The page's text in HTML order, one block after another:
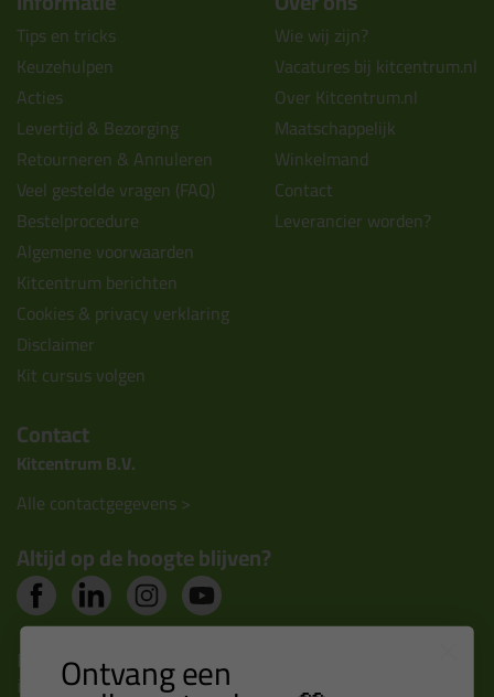
Tips en tricks
Keuzehulpen
Acties
Levertijd & Bezorging
Retourneren & Annuleren
Veel gestelde vragen (FAQ)
Bestelprocedure
Algemene voorwaarden
Kitcentrum berichten
Cookies & privacy verklaring
Disclaimer
Kit cursus volgen
Wie wij zijn?
Vacatures bij kitcentrum.nl
Over Kitcentrum.nl
Maatschappelijk
Winkelmand
Contact
Leverancier worden?
Contact
Kitcentrum B.V.
Alle contactgegevens >
Altijd op de hoogte blijven?
Nieuws, tips en exclusieve deals rechtstreeks in je
inbox Ontvang een